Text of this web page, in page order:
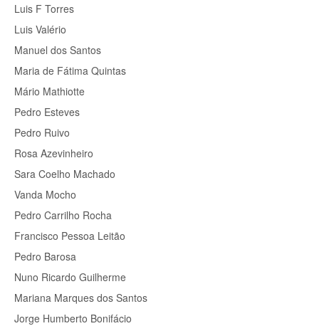
Luis F Torres
Luis Valério
Manuel dos Santos
Maria de Fátima Quintas
Mário Mathiotte
Pedro Esteves
Pedro Ruivo
Rosa Azevinheiro
Sara Coelho Machado
Vanda Mocho
Pedro Carrilho Rocha
Francisco Pessoa Leitão
Pedro Barosa
Nuno Ricardo Guilherme
Mariana Marques dos Santos
Jorge Humberto Bonifácio